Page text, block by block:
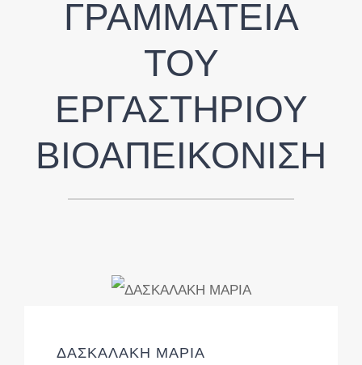
ΓΡΑΜΜΑΤΕΙΑ
ΤΟΥ
ΕΡΓΑΣΤΗΡΙΟΥ
ΒΙΟΑΠΕΙΚΟΝΙΣΗ
ΔΑΣΚΑΛΑΚΗ ΜΑΡΙΑ